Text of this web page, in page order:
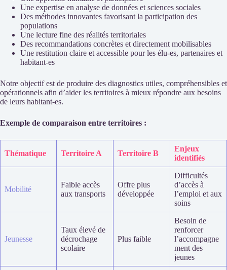
Une expertise en analyse de données et sciences sociales
Des méthodes innovantes favorisant la participation des
populations
Une lecture fine des réalités territoriales
Des recommandations concrètes et directement mobilisables
Une restitution claire et accessible pour les élu-es, partenaires et
habitant-es
Notre objectif est de produire des diagnostics utiles, compréhensibles et
opérationnels afin d’aider les territoires à mieux répondre aux besoins
de leurs habitant-es.
Exemple de comparaison entre territoires :
Thématique Territoire A Territoire B
Enjeux
identifiés
Mobilité
Faible accès
aux transports
Offre plus
développée
Difficultés
d’accès à
l’emploi et aux
soins
Jeunesse
Taux élevé de
décrochage
scolaire
Plus faible
Besoin de
renforcer
l’accompagne
ment des
jeunes